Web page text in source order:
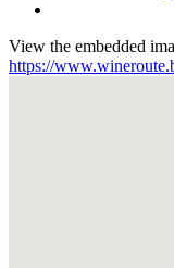
View the embedded
https://